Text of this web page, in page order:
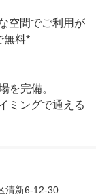
空間でご利用が
無料*
を完備。
ミングで通える
アルな ラウン
清新6-12-30